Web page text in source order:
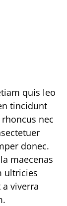
quis leo
tincidunt
nec
donec.
maecenas
ultricies
viverra